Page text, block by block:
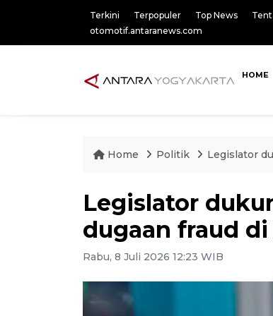
Terkini Terpopuler Top News
otomotif.antaranews.com
HOME
Home Politik Legislator
Legislator
dugaan fraud
Rabu, 8 Juli 2026 12:23 WIB